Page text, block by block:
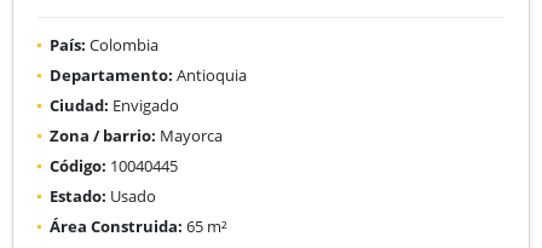
País: Colombia
Departamento: Antioquia
Ciudad: Envigado
Zona / barrio: Mayorca
Código: 10040445
Estado: Usado
Área Construida: 65 m²